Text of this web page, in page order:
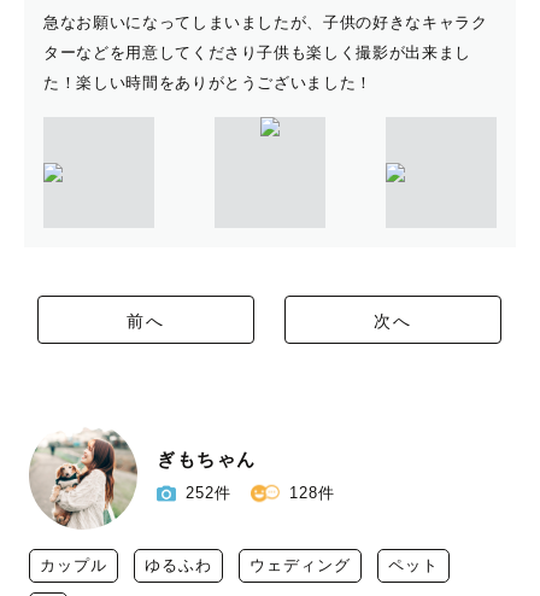
急なお願いになってしまいましたが、子供の好きなキャラク
ターなどを用意してくださり子供も楽しく撮影が出来まし
た！楽しい時間をありがとうございました！
前へ 次へ
ぎもちゃん
252件 128件
カップル ゆるふわ ウェディング ペット